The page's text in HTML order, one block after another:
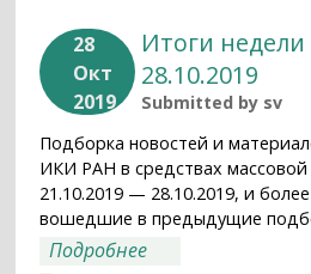
28
Окт
2019
Итоги
28.10.2019
Submitted by sv
Подборка новостей и
ИКИ РАН в средствах
21.10.2019 — 28.10.2019, и
вошедшие в предыдущие
Подробнее